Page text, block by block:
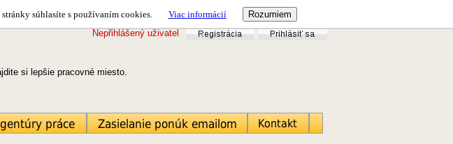
súhlasíte s používaním cookies.
Viac informácií
Nepřihlášený uživatel
si lepšie pracovné miesto.